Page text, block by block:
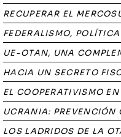
RECUPERAR EL
FEDERALISMO,
UE-OTAN, UNA
HACIA UN SECRETO
EL COOPERATIVISMO
UCRANIA: PREVENCIÓN
LOS LADRIDOS DE LA